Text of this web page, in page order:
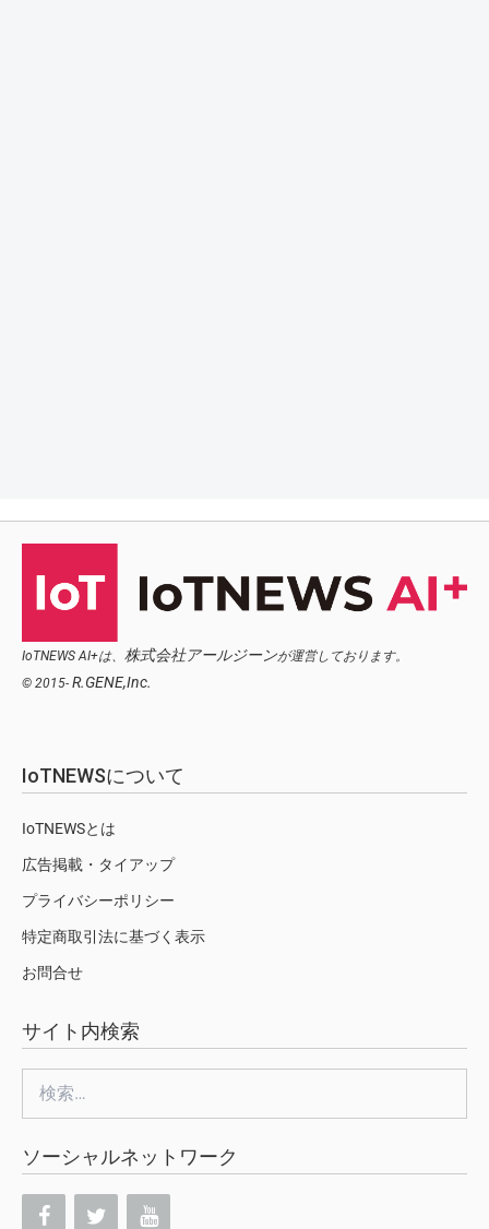
IoTNEWS AI+は、 株式会社アールジーンが運営しております。
© 2015- R.GENE,Inc.
IoTNEWSについて
IoTNEWSとは
広告掲載・タイアップ
プライバシーポリシー
特定商取引法に基づく表示
お問合せ
サイト内検索
索:
ソーシャルネットワーク